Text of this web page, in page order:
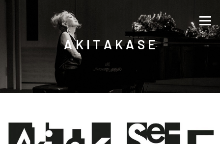
Menü
A K I T A K A S E